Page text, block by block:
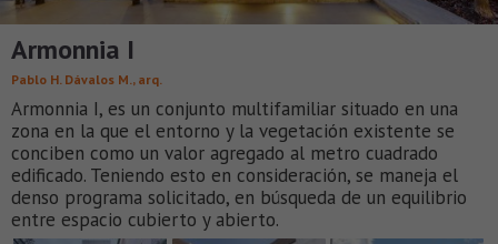
Armonnia I
Pablo H. Dávalos M., arq.
Armonnia I, es un conjunto multifamiliar situado en una
zona en la que el entorno y la vegetación existente se
conciben como un valor agregado al metro cuadrado
edificado. Teniendo esto en consideración, se maneja el
denso programa solicitado, en búsqueda de un equilibrio
entre espacio cubierto y abierto.